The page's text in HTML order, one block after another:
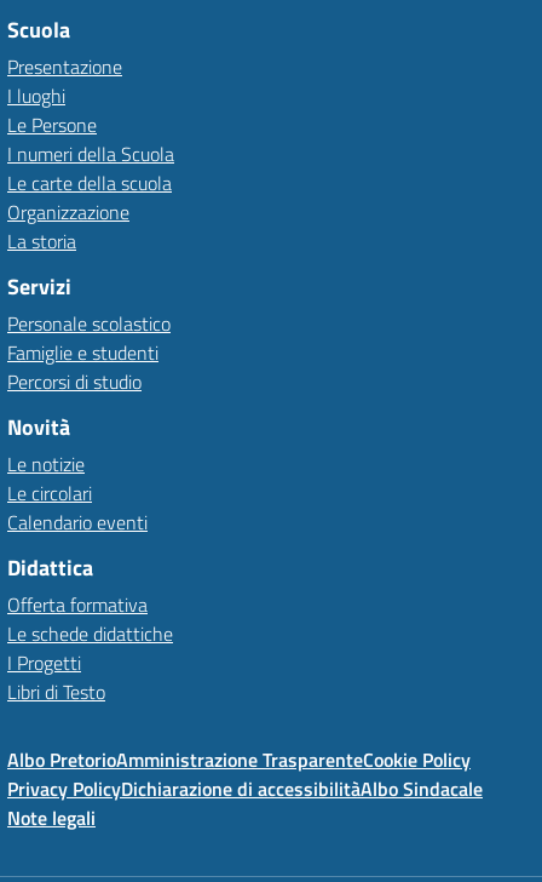
Scuola
Presentazione
I luoghi
Le Persone
I numeri della Scuola
Le carte della scuola
Organizzazione
La storia
Servizi
Personale scolastico
Famiglie e studenti
Percorsi di studio
Novità
Le notizie
Le circolari
Calendario eventi
Didattica
Offerta formativa
Le schede didattiche
I Progetti
Libri di Testo
Albo PretorioAmministrazione TrasparenteCookie Policy
Privacy PolicyDichiarazione di accessibilitàAlbo Sindacale
Note legali